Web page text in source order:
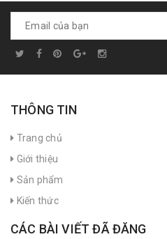
THÔNG TIN
Trang chủ
Giới thiệu
Sản phẩm
Kiến thức
CÁC BÀI VIẾT ĐÃ ĐĂNG